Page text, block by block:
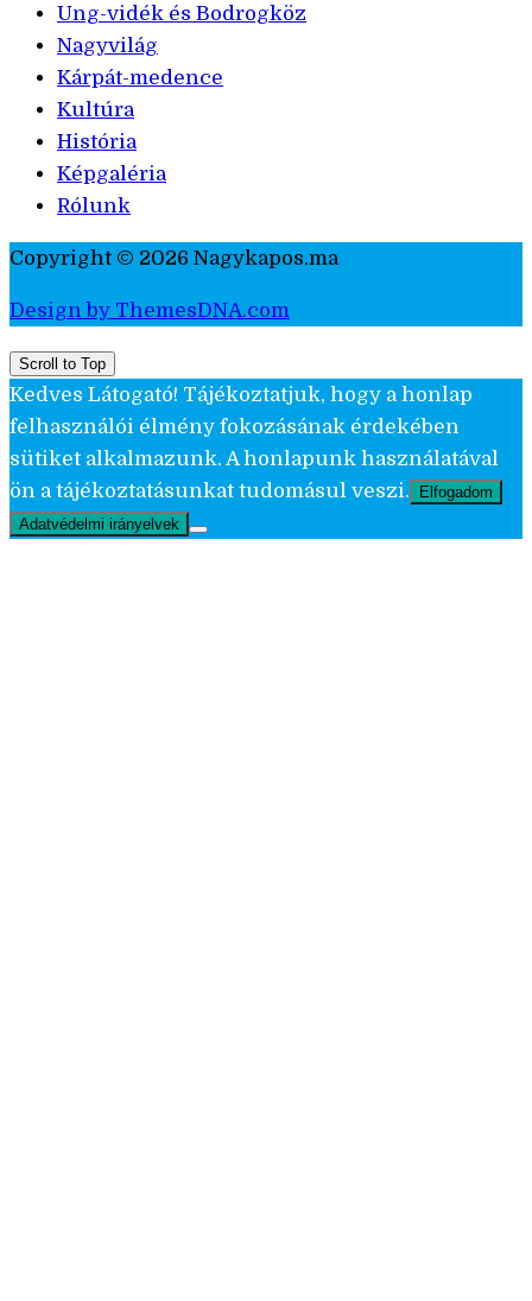
Ung-vidék és Bodrogköz
Nagyvilág
Kárpát-medence
Kultúra
História
Képgaléria
Rólunk
Copyright © 2026 Nagykapos.ma
Design by ThemesDNA.com
Scroll to Top
Kedves Látogató! Tájékoztatjuk, hogy a honlap
felhasználói élmény fokozásának érdekében
sütiket alkalmazunk. A honlapunk használatával
ön a tájékoztatásunkat tudomásul veszi.
Elfogadom
Adatvédelmi irányelvek